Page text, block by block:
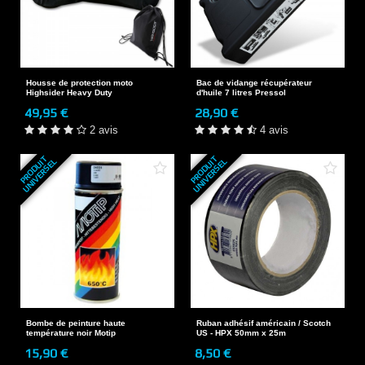
Housse de protection moto
Highsider Heavy Duty
49,95 €
2 avis
Bac de vidange récupérateur
d'huile 7 litres Pressol
28,90 €
4 avis
P
R
O
D
U
I
T
U
N
I
V
E
R
S
E
L
Bombe de peinture haute
température noir Motip
15,90 €
P
R
O
D
U
I
T
U
N
I
V
E
R
S
E
L
Ruban adhésif américain / Scotch
US - HPX 50mm x 25m
8,50 €